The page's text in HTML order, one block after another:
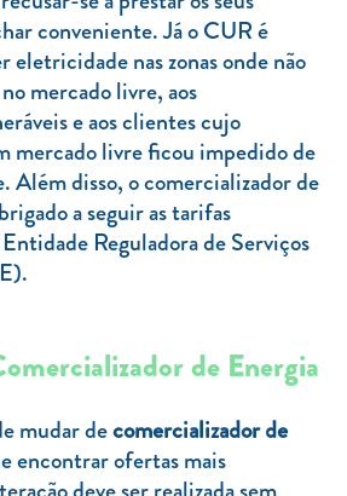
conveniente. Já o CUR é
eletricidade nas zonas onde não
mercado livre, aos
e aos clientes cujo
mercado livre ficou impedido de
Além disso, o comercializador de
a seguir as tarifas
Reguladora de Serviços
de Energia
mudar decomercializador de
encontrar ofertas mais